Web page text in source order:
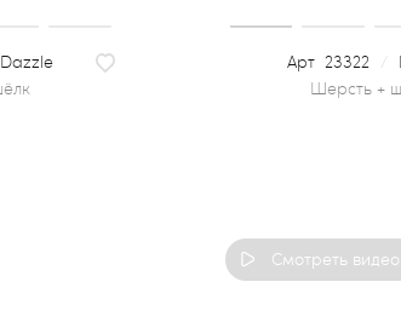
Dazzle 23322
шерсть +
Смотреть видео